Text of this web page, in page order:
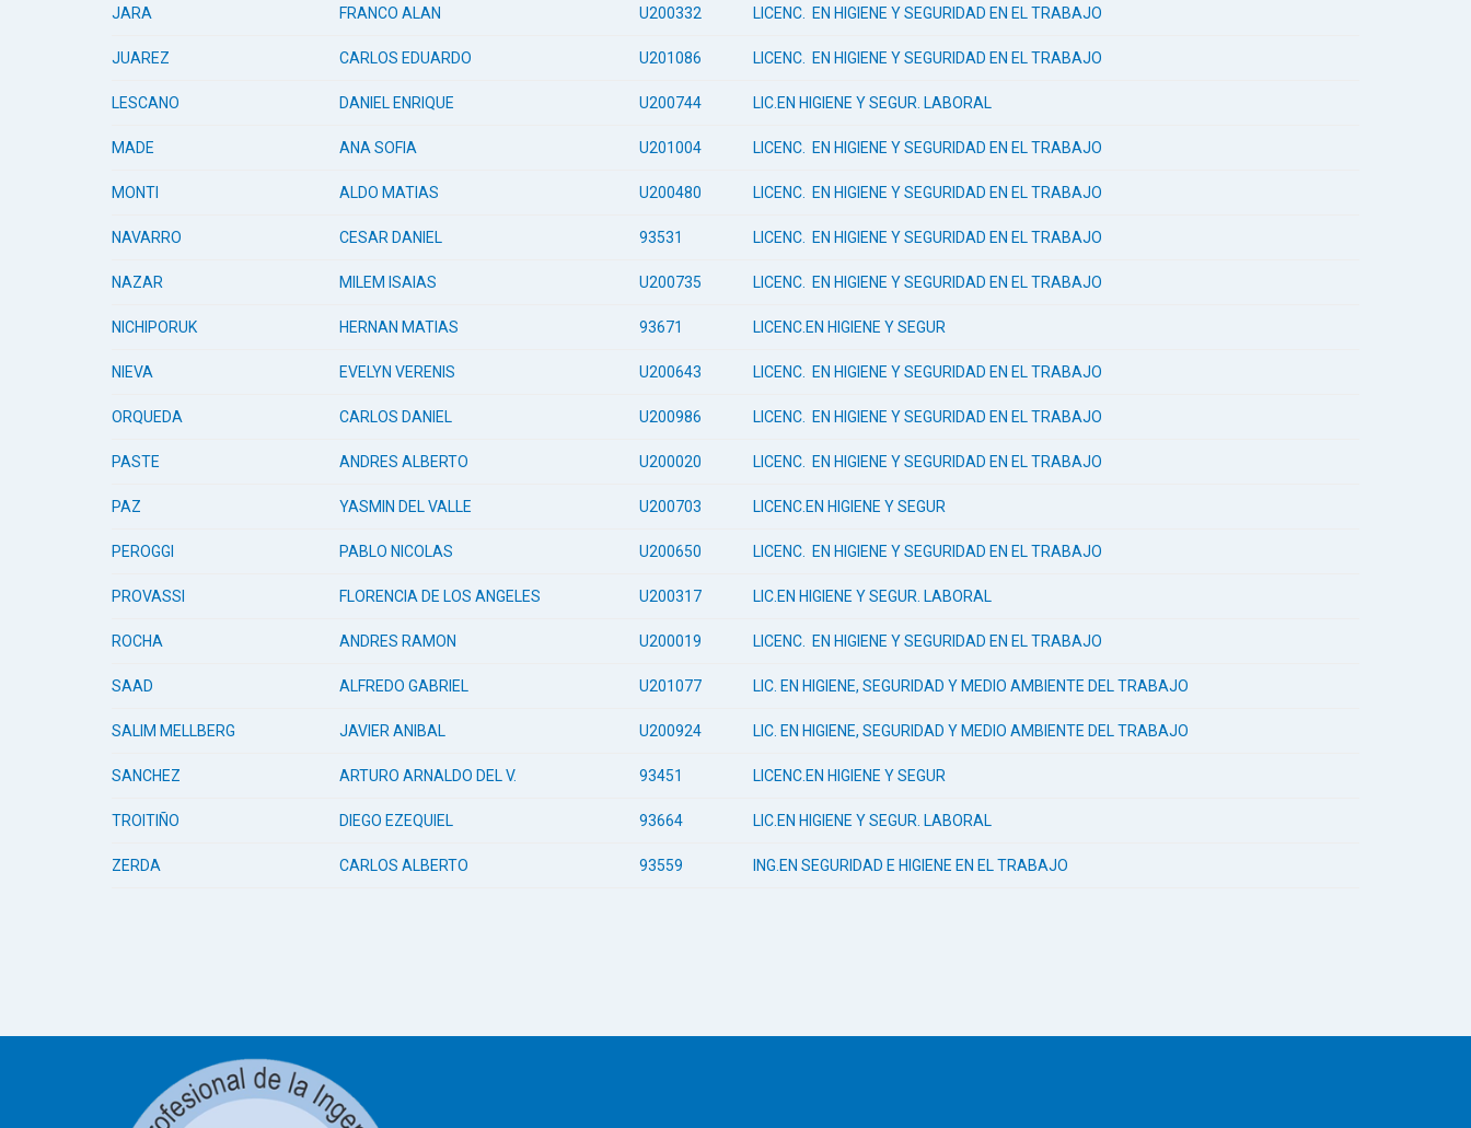
JARA FRANCO ALAN U200332 LICENC. EN HIGIENE Y SEGURIDAD EN EL TRABAJO
JUAREZ CARLOS EDUARDO U201086 LICENC. EN HIGIENE Y SEGURIDAD EN EL TRABAJO
LESCANO DANIEL ENRIQUE U200744 LIC.EN HIGIENE Y SEGUR. LABORAL
MADE ANA SOFIA U201004 LICENC. EN HIGIENE Y SEGURIDAD EN EL TRABAJO
MONTI ALDO MATIAS U200480 LICENC. EN HIGIENE Y SEGURIDAD EN EL TRABAJO
NAVARRO CESAR DANIEL 93531 LICENC. EN HIGIENE Y SEGURIDAD EN EL TRABAJO
NAZAR MILEM ISAIAS U200735 LICENC. EN HIGIENE Y SEGURIDAD EN EL TRABAJO
NICHIPORUK HERNAN MATIAS 93671 LICENC.EN HIGIENE Y SEGUR
NIEVA EVELYN VERENIS U200643 LICENC. EN HIGIENE Y SEGURIDAD EN EL TRABAJO
ORQUEDA CARLOS DANIEL U200986 LICENC. EN HIGIENE Y SEGURIDAD EN EL TRABAJO
PASTE ANDRES ALBERTO U200020 LICENC. EN HIGIENE Y SEGURIDAD EN EL TRABAJO
PAZ YASMIN DEL VALLE U200703 LICENC.EN HIGIENE Y SEGUR
PEROGGI PABLO NICOLAS U200650 LICENC. EN HIGIENE Y SEGURIDAD EN EL TRABAJO
PROVASSI FLORENCIA DE LOS ANGELES U200317 LIC.EN HIGIENE Y SEGUR. LABORAL
ROCHA ANDRES RAMON U200019 LICENC. EN HIGIENE Y SEGURIDAD EN EL TRABAJO
SAAD ALFREDO GABRIEL U201077 LIC. EN HIGIENE, SEGURIDAD Y MEDIO AMBIENTE DEL TRABAJO
SALIM MELLBERG JAVIER ANIBAL U200924 LIC. EN HIGIENE, SEGURIDAD Y MEDIO AMBIENTE DEL TRABAJO
SANCHEZ ARTURO ARNALDO DEL V. 93451 LICENC.EN HIGIENE Y SEGUR
TROITIÑO DIEGO EZEQUIEL 93664 LIC.EN HIGIENE Y SEGUR. LABORAL
ZERDA CARLOS ALBERTO 93559 ING.EN SEGURIDAD E HIGIENE EN EL TRABAJO